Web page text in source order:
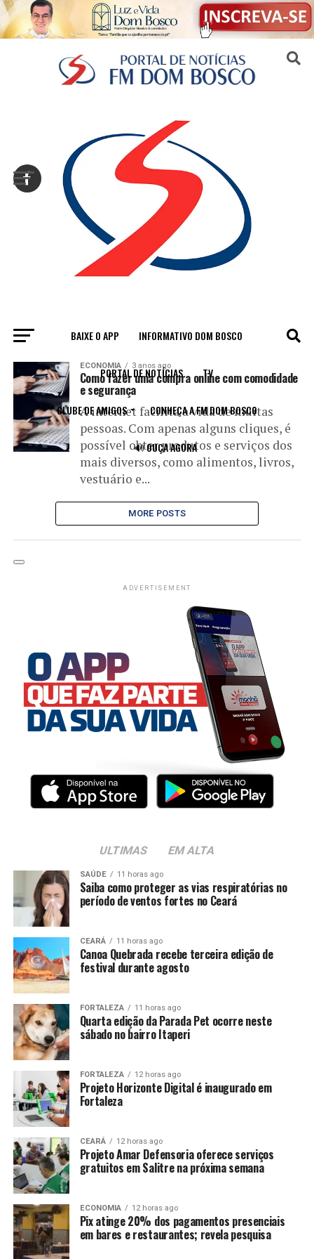
BAIXE O APP INFORMATIVO DOM BOSCO
PORTAL DE NOTÍCIAS TV
CLUBE DE AMIGOS CONHEÇA A FM DOM BOSCO
🔊 OUÇA AGORA
All posts tagged "e-commerce"
ECONOMIA 3 anos ago
Como fazer uma compra online com comodidade
e segurança
A internet facilita a vida de muitas
pessoas. Com apenas alguns cliques, é
possível obter produtos e serviços dos
mais diversos, como alimentos, livros,
vestuário e...
MORE POSTS
ADVERTISEMENT
ULTIMAS EM ALTA
SAÚDE 11 horas ago
Saiba como proteger as vias respiratórias no
período de ventos fortes no Ceará
CEARÁ 11 horas ago
Canoa Quebrada recebe terceira edição de
festival durante agosto
FORTALEZA 11 horas ago
Quarta edição da Parada Pet ocorre neste
sábado no bairro Itaperi
FORTALEZA 12 horas ago
Projeto Horizonte Digital é inaugurado em
Fortaleza
CEARÁ 12 horas ago
Projeto Amar Defensoria oferece serviços
gratuitos em Salitre na próxima semana
ECONOMIA 12 horas ago
Pix atinge 20% dos pagamentos presenciais
em bares e restaurantes; revela pesquisa
Sair da versão mobile